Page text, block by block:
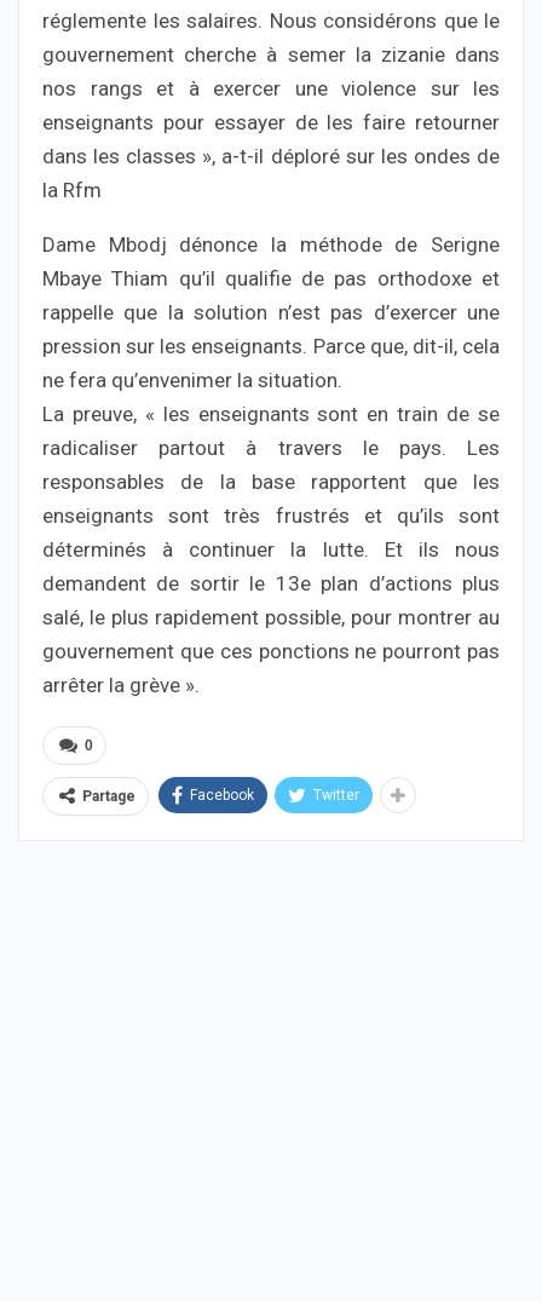
réglemente les salaires. Nous considérons que le
gouvernement cherche à semer la zizanie dans
nos rangs et à exercer une violence sur les
enseignants pour essayer de les faire retourner
dans les classes », a-t-il déploré sur les ondes de
la Rfm
Dame Mbodj dénonce la méthode de Serigne
Mbaye Thiam qu’il qualifie de pas orthodoxe et
rappelle que la solution n’est pas d’exercer une
pression sur les enseignants. Parce que, dit-il, cela
ne fera qu’envenimer la situation.
La preuve, « les enseignants sont en train de se
radicaliser partout à travers le pays. Les
responsables de la base rapportent que les
enseignants sont très frustrés et qu’ils sont
déterminés à continuer la lutte. Et ils nous
demandent de sortir le 13e plan d’actions plus
salé, le plus rapidement possible, pour montrer au
gouvernement que ces ponctions ne pourront pas
arrêter la grève ».
0
Partage Facebook Twitter